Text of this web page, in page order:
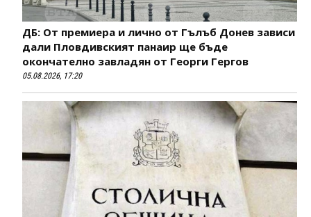
ДБ: От премиера и лично от Гълъб Донев зависи
дали Пловдивският панаир ще бъде
окончателно завладян от Георги Гергов
05.08.2026, 17:20